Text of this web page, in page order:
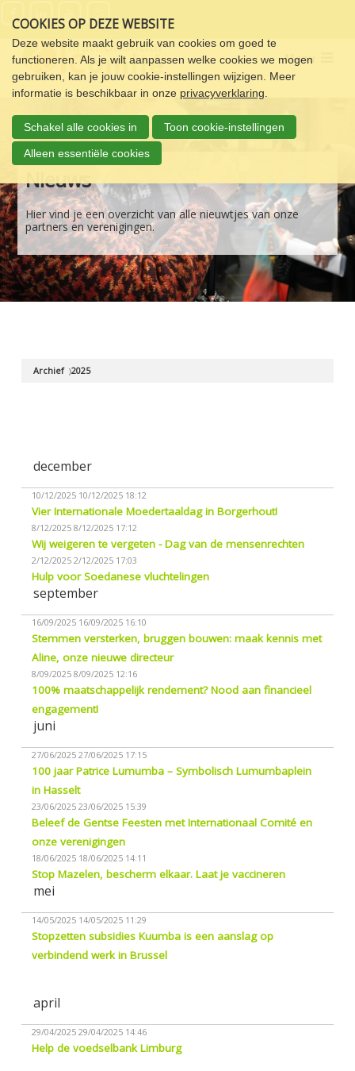
links
over
Spring
naar
de
navigatie
Spring
naar
de
inhoud
COOKIES OP DEZE WEBSITE
Deze website maakt gebruik van cookies om goed te
functioneren. Als je wilt aanpassen welke cookies we mogen
gebruiken, kan je jouw cookie-instellingen wijzigen. Meer
informatie is beschikbaar in onze privacyverklaring
Schakel alle cookies in Toon cookie-instellingen
Alleen essentiële cookies
Menu
Nieuws
Hier vind je een overzicht van alle nieuwtjes van onze
partners en verenigingen.
Archief 2025
december
10/12/2025 10/12/2025 18:12
Vier Internationale Moedertaaldag in Borgerhout!
8/12/2025 8/12/2025 17:12
Wij weigeren te vergeten - Dag van de mensenrechten
2/12/2025 2/12/2025 17:03
Hulp voor Soedanese vluchtelingen
september
16/09/2025 16/09/2025 16:10
Stemmen versterken, bruggen bouwen: maak kennis met
Aline, onze nieuwe directeur
8/09/2025 8/09/2025 12:16
100% maatschappelijk rendement? Nood aan financieel
engagement!
juni
27/06/2025 27/06/2025 17:15
100 jaar Patrice Lumumba – Symbolisch Lumumbaplein
in Hasselt
23/06/2025 23/06/2025 15:39
Beleef de Gentse Feesten met Internationaal Comité en
onze verenigingen
18/06/2025 18/06/2025 14:11
Stop Mazelen, bescherm elkaar. Laat je vaccineren
mei
14/05/2025 14/05/2025 11:29
Stopzetten subsidies Kuumba is een aanslag op
verbindend werk in Brussel
april
29/04/2025 29/04/2025 14:46
Help de voedselbank Limburg